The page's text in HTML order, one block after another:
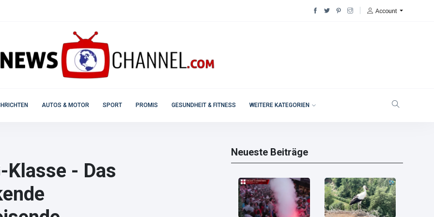
Account
AUTOS & MOTOR SPORT PROMIS GESUNDHEIT & FITNESS WEITERE KATEGORIEN
Klasse - Das
Neueste Beiträge